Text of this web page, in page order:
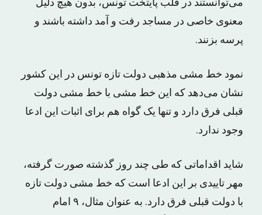
می‌توانستند در قلب پایتخت تونس، بدون هیچ دلیل
معنوی خاصی در مساجد رفت و آمد داشته باشند و
پرسه بزنند.
نمود خط مشی مذهبی دولت تازه تونس در این کشور
نشان می‌دهد که این خط مشی با خط مشی دولت
قبلی فرق دارد و تنها یک گواه هم برای اثبات این ادعا
وجود ندارد.
شاید اقداماتی که طی چند روز گذشته صورت گرفته،
مهر تاییدی بر این ادعا است که خط مشی دولت تازه
با دولت قبلی فرق دارد. به عنوان مثال، ۹ امام